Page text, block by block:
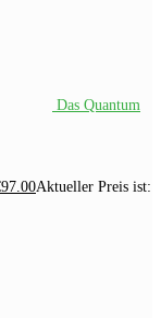
Das Quantum
97.00Aktueller Preis ist: